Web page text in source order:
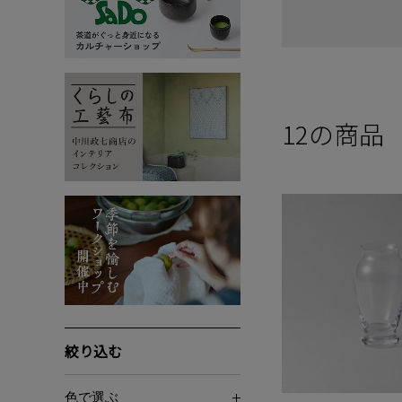
絞り込む
色で選ぶ
12の商品